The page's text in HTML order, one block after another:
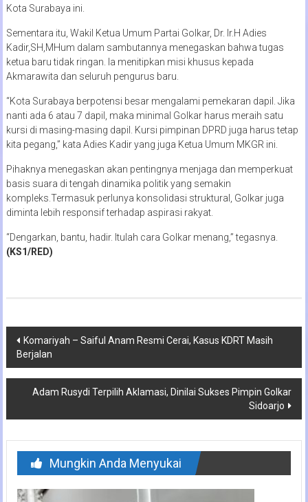
Kota Surabaya ini.
Sementara itu, Wakil Ketua Umum Partai Golkar, Dr. Ir.H Adies
Kadir,SH,MHum dalam sambutannya menegaskan bahwa tugas
ketua baru tidak ringan. Ia menitipkan misi khusus kepada
Akmarawita dan seluruh pengurus baru.
“Kota Surabaya berpotensi besar mengalami pemekaran dapil. Jika
nanti ada 6 atau 7 dapil, maka minimal Golkar harus meraih satu
kursi di masing-masing dapil. Kursi pimpinan DPRD juga harus tetap
kita pegang,” kata Adies Kadir yang juga Ketua Umum MKGR ini.
Pihaknya menegaskan akan pentingnya menjaga dan memperkuat
basis suara di tengah dinamika politik yang semakin
kompleks.Termasuk perlunya konsolidasi struktural, Golkar juga
diminta lebih responsif terhadap aspirasi rakyat.
“Dengarkan, bantu, hadir. Itulah cara Golkar menang,” tegasnya.
(KS1/RED)
Navigasi
pos
Komariyah – Saiful Anam Resmi Cerai, Kasus KDRT Masih
Berjalan
Adam Rusydi Terpilih Aklamasi, Dinilai Sukses Pimpin Golkar
Sidoarjo
Mungkin Anda Menyukai